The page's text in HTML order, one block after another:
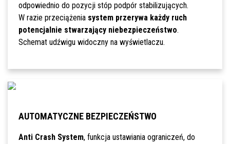
odpowiednio do pozycji stóp podpór stabilizujących.
W razie przeciążenia system przerywa każdy ruch
potencjalnie stwarzający niebezpieczeństwo.
Schemat udźwigu widoczny na wyświetlaczu.
AUTOMATYCZNE BEZPIECZEŃSTWO
Anti Crash System, funkcja ustawiania ograniczeń, do